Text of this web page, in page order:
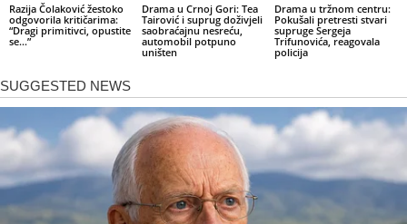
Razija Čolaković žestoko
odgovorila kritičarima:
“Dragi primitivci, opustite
se…”
Drama u Crnoj Gori: Tea
Tairović i suprug doživjeli
saobraćajnu nesreću,
automobil potpuno
uništen
Drama u tržnom centru:
Pokušali pretresti stvari
supruge Sergeja
Trifunovića, reagovala
policija